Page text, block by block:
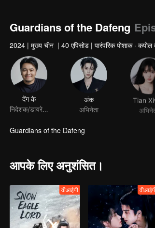
Guardians of the Dafeng
2024 | मुख्य चीन | 40 एपिसोड | पारंपरिक पोशाक · कपोल
देंग के
अंक
अभिनेता
Tian
Guardians of the Dafeng
आपके लिए अनुशंसित।
वीआईपी